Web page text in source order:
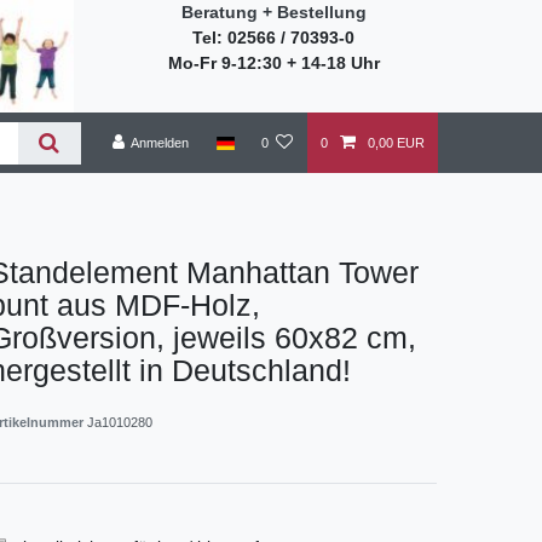
Beratung + Bestellung
Tel: 02566 / 70393-0
Mo-Fr 9-12:30 + 14-18 Uhr
Anmelden 0 0 0,00 EUR
Manhattan Tower
aus MDF-Holz,
jeweils 60x82 cm,
in Deutschland!
Ja1010280